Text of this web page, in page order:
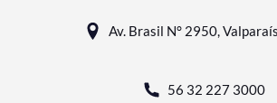
Av. Brasil N° 2950,
56 32 227 3000